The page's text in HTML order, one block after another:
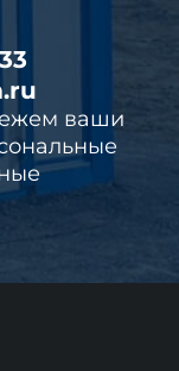
ваши